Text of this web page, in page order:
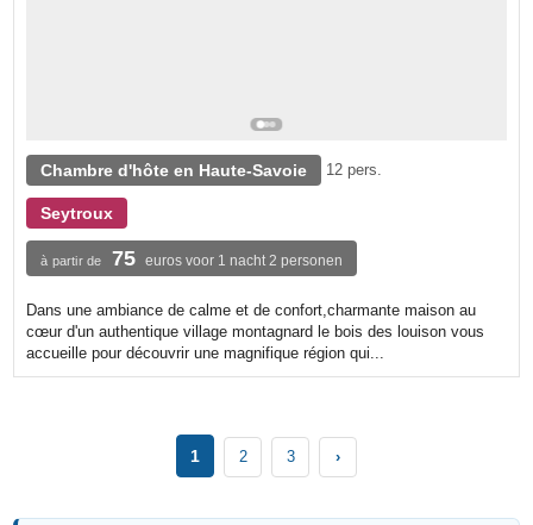
Chambre d'hôte en Haute-Savoie 12 pers.
Seytroux
à partir de 75 euros voor 1 nacht 2 personen
Dans une ambiance de calme et de confort,charmante maison au
cœur d'un authentique village montagnard le bois des louison vous
accueille pour découvrir une magnifique région qui...
1 2 3 ›